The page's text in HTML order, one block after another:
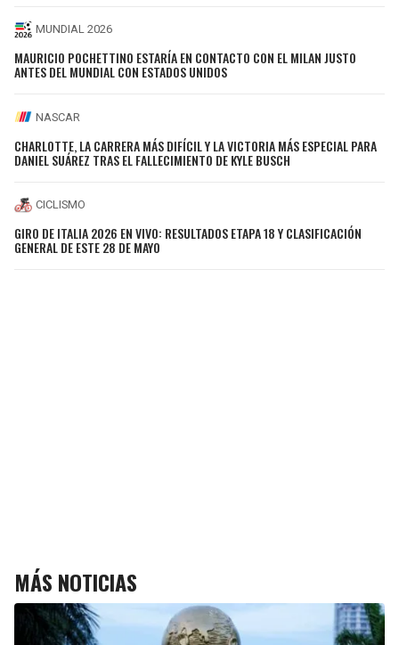
MUNDIAL 2026
MAURICIO POCHETTINO ESTARÍA EN CONTACTO CON EL MILAN JUSTO
ANTES DEL MUNDIAL CON ESTADOS UNIDOS
NASCAR
CHARLOTTE, LA CARRERA MÁS DIFÍCIL Y LA VICTORIA MÁS ESPECIAL PARA
DANIEL SUÁREZ TRAS EL FALLECIMIENTO DE KYLE BUSCH
CICLISMO
GIRO DE ITALIA 2026 EN VIVO: RESULTADOS ETAPA 18 Y CLASIFICACIÓN
GENERAL DE ESTE 28 DE MAYO
MÁS NOTICIAS